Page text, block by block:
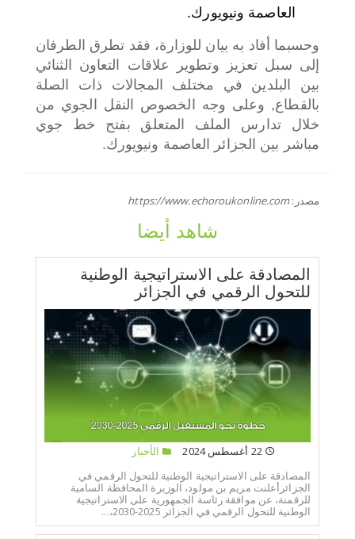
العاصمة ونيويورك.
وحسبما أفاد به بيان للوزارة، فقد تطرق الطرفان
إلى سبل تعزيز وتطوير علاقات التعاون الثنائي
بين البلدين في مختلف المجالات ذات الصلة
بالقطاع, وعلى وجه الخصوص النقل الجوي من
خلال تدارس الملف المتعلق بفتح خط جوي
مباشر بين الجزائر العاصمة ونيويورك.
مصدر:https://www.echoroukonline.com
شاهد أيضا
المصادقة على الاستراتيجية الوطنية
للتحول الرقمي في الجزائر
22 أغسطس 2024
الأخبار
المصادقة على الاستراتيجية الوطنية للتحول الرقمي في
الجزائرأعلنت مريم بن مولود، الوزيرة المحافظة السامية
للرقمنة، عن موافقة رئاسة الجمهورية على الاستراتيجية
الوطنية للتحول الرقمي في الجزائر 2025-2030،...